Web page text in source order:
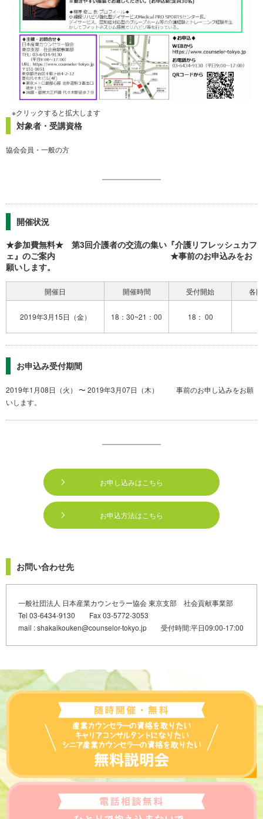
※クリックすると拡大します
対象者・受講資格
協会会員・一般の方
開催状況
★参加費無料★ 第3回介護者の交流の集い『介護リフレッシュカフ
ェ』のご案内 ★事前のお申込みをお
願いします。
開催日 開催時間 受付開始 各
2019年3月15日（金） 18：30~21：00 18： 00
お申込み受付期間
2019年1月08日（火） 〜 2019年3月07日（木） 事前のお申し込みをお願
いします。
お申し込みはこちら
お申込方法はこちら
お問い合わせ先
一般社団法人 日本産業カウンセラー協会 東京支部 社会貢献事業部
Tel 03-6434-9130 Fax 03-5772-3053
mail : shakaikouken@counselor-tokyo.jp 受付時間:平日09:00-17:00